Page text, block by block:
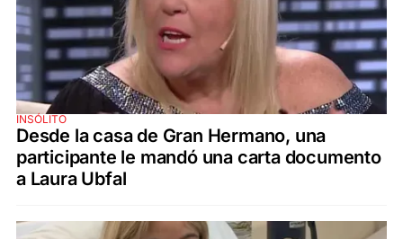
INSÓLITO
Desde la casa de Gran Hermano, una
participante le mandó una carta documento
a Laura Ubfal